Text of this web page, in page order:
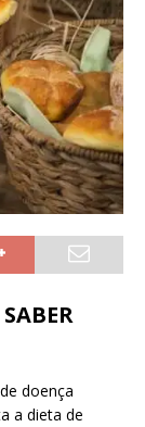
doença
a dieta de